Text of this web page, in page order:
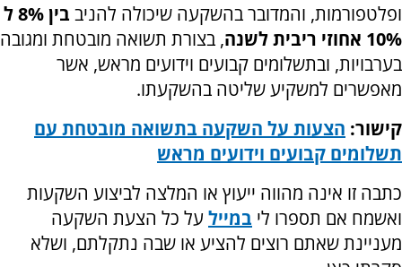
ופלטפורמות, והמדובר בהשקעה שיכולה להניב
בין 8% ל
10% אחוזי ריבית לשנה
, בצורת תשואה מובטחת ומגובה
בערבויות, ובתשלומים קבועים וידועים מראש, אשר
מאפשרים למשקיע שליטה בהשקעתו.
קישור: הצעות על השקעה בתשואה מובטחת עם
תשלומים קבועים וידועים מראש
כתבה זו אינה מהווה ייעוץ או המלצה לביצוע השקעות
ואשמח אם תספרו לי במייל על כל הצעת השקעה
מעניינת שאתם רוצים להציע או שבה נתקלתם, ושלא